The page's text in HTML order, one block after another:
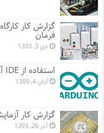
گزارش کار
فرمان
دی 3, 1393
استفاده از IDE آردوینو
آبان 4, 1399
گزارش کار
آذر 26, 1393